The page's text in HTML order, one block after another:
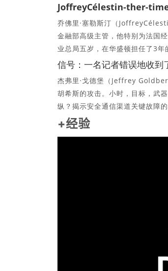
JoffreyCélestin-ther-
乔佛里·塞勒斯汀（
金融部高级主管，他特别为法国
业总局五岁，在华盛顿担任了3年
信号：一名记者错误地收到
杰弗里·戈德堡（Jeffrey
胡希斯的攻击。小时，目标，武
纵？揭示安全通信渠道关键故障
+经验